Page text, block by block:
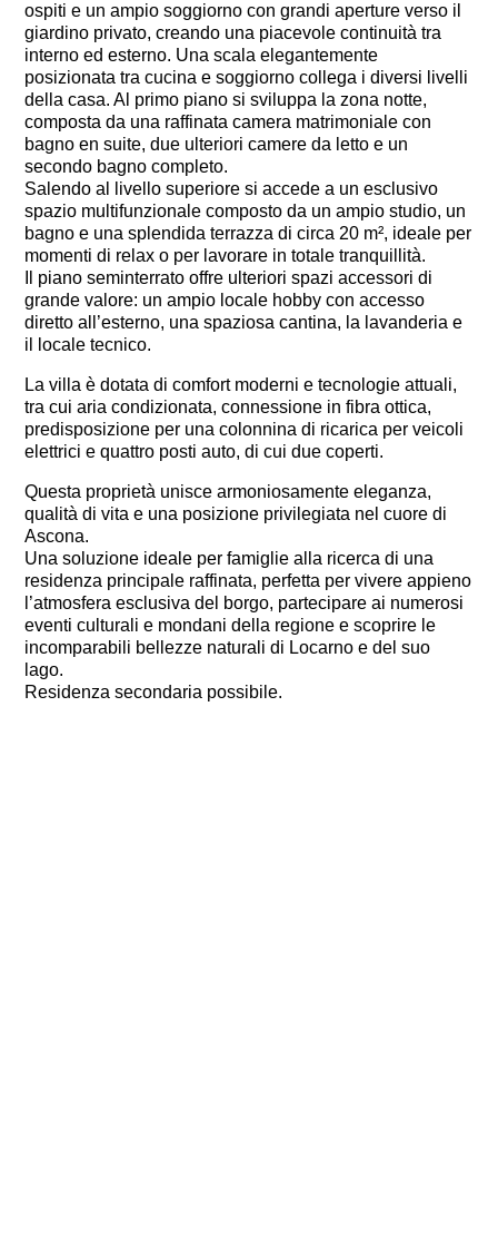
ospiti e un ampio soggiorno con grandi aperture verso il
giardino privato, creando una piacevole continuità tra
interno ed esterno. Una scala elegantemente
posizionata tra cucina e soggiorno collega i diversi livelli
della casa. Al primo piano si sviluppa la zona notte,
composta da una raffinata camera matrimoniale con
bagno en suite, due ulteriori camere da letto e un
secondo bagno completo.
Salendo al livello superiore si accede a un esclusivo
spazio multifunzionale composto da un ampio studio, un
bagno e una splendida terrazza di circa 20 m², ideale per
momenti di relax o per lavorare in totale tranquillità.
Il piano seminterrato offre ulteriori spazi accessori di
grande valore: un ampio locale hobby con accesso
diretto all’esterno, una spaziosa cantina, la lavanderia e
il locale tecnico.
La villa è dotata di comfort moderni e tecnologie attuali,
tra cui aria condizionata, connessione in fibra ottica,
predisposizione per una colonnina di ricarica per veicoli
elettrici e quattro posti auto, di cui due coperti.
Questa proprietà unisce armoniosamente eleganza,
qualità di vita e una posizione privilegiata nel cuore di
Ascona.
Una soluzione ideale per famiglie alla ricerca di una
residenza principale raffinata, perfetta per vivere appieno
l’atmosfera esclusiva del borgo, partecipare ai numerosi
eventi culturali e mondani della regione e scoprire le
incomparabili bellezze naturali di Locarno e del suo
lago.
Residenza secondaria possibile.